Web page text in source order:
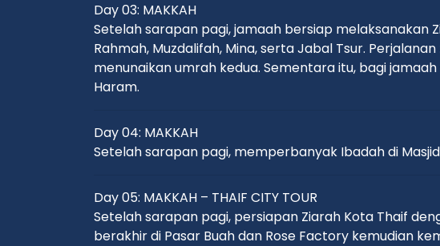
Day 03: MAKKAH
Setelah sarapan pagi, jamaah bersiap melaksanakan
Rahmah, Muzdalifah, Mina, serta Jabal Tsur.
menunaikan umrah kedua. Sementara itu, bagi
Haram.
Day 04: MAKKAH
Setelah sarapan pagi, memperbanyak Ibadah di
Day 05: MAKKAH – THAIF CITY TOUR
Setelah sarapan pagi, persiapan Ziarah Kota Thaif
berakhir di Pasar Buah dan Rose Factory kemudian